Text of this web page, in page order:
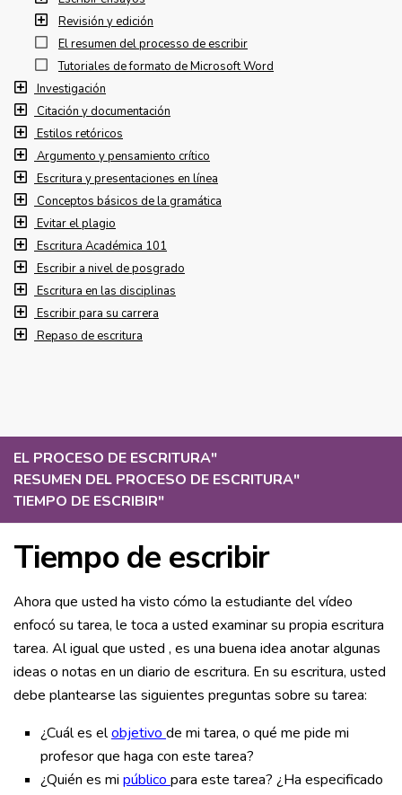
EL PROCESO DE ESCRITURA"
RESUMEN DEL PROCESO DE ESCRITURA"
TIEMPO DE ESCRIBIR"
Tiempo de escribir
Ahora que usted ha visto cómo la estudiante del vídeo
enfocó su tarea, le toca a usted examinar su propia escritura
tarea. Al igual que usted , es una buena idea anotar algunas
ideas o notas en un diario de escritura. En su escritura, usted
debe plantearse las siguientes preguntas sobre su tarea:
¿Cuál es elobjetivo de mi tarea, o qué me pide mi
profesor que haga con este tarea?
¿Quién es mi público para este tarea? ¿Ha especificado
Revisión y edición
El resumen del processo de escribir
Tutoriales de formato de Microsoft Word
Investigación
Citación y documentación
Estilos retóricos
Argumento y pensamiento crítico
Escritura y presentaciones en línea
Conceptos básicos de la gramática
Evitar el plagio
Escritura Académica 101
Escribir a nivel de posgrado
Escritura en las disciplinas
Escribir para su carrera
Repaso de escritura